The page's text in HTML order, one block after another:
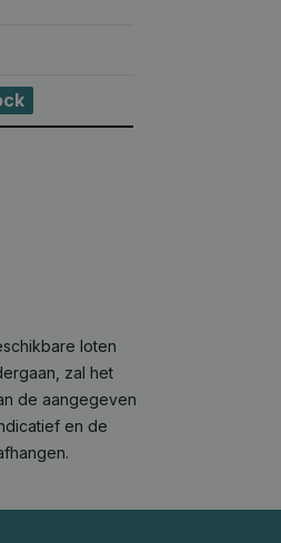
loten
zal het
de aangegeven
en de